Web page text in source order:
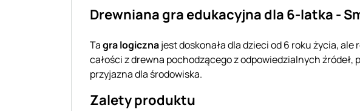
Drewniana gra edukacyjna dla 6-latka -
Tagra logicznajest doskonała dla dzieci od 6 roku życia,
całości z drewna pochodzącego z odpowiedzialnych
przyjazna dla środowiska.
Zalety produktu